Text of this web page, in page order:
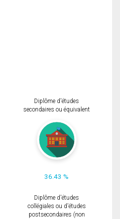
Diplôme d'études
secondaires ou équivalent
36.43 %
Diplôme d'études
collégiales ou d'études
postsecondaires (non